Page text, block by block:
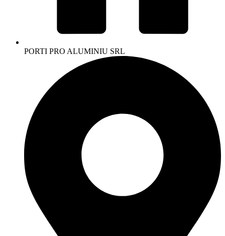
PORTI PRO ALUMINIU SRL